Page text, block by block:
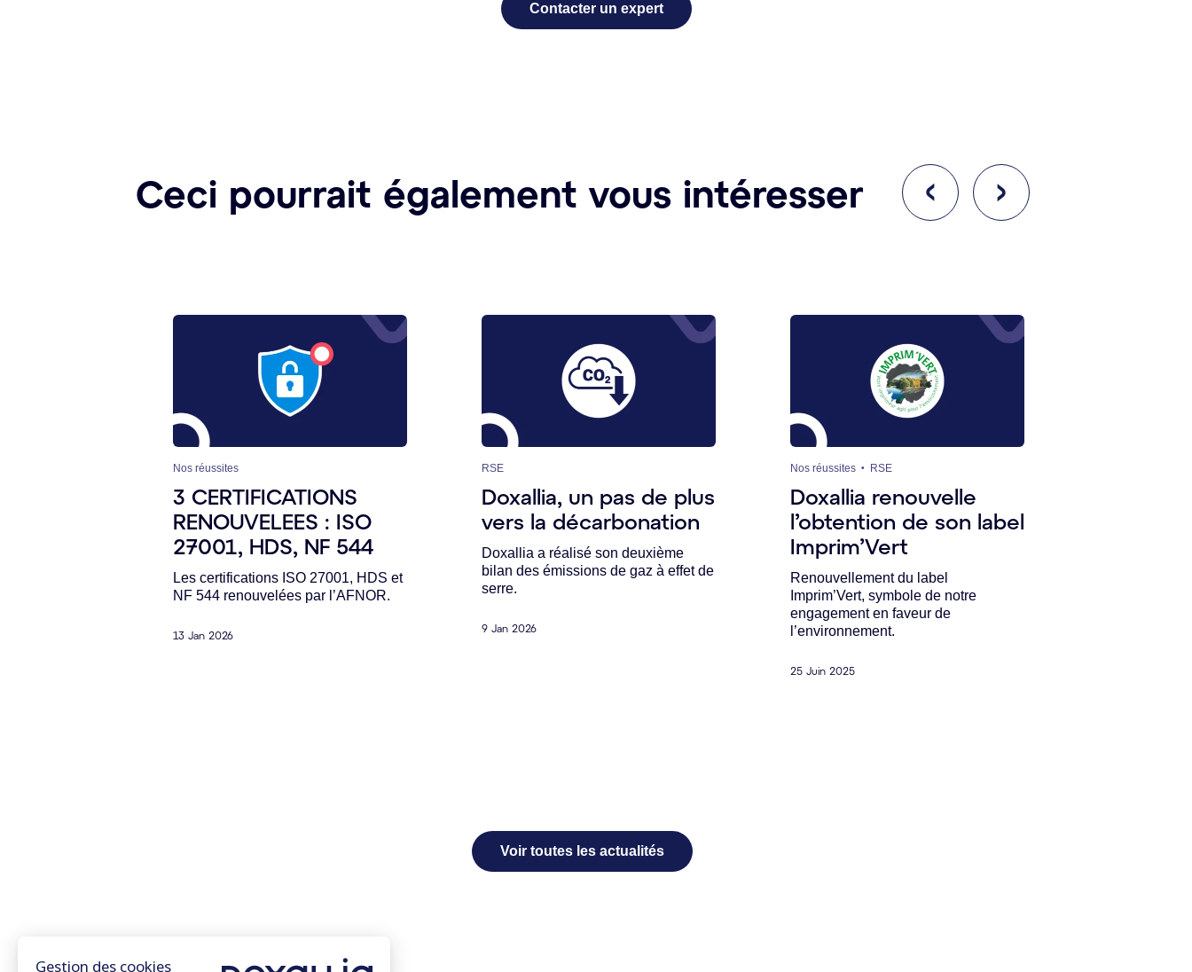
Contacter un expert
Ceci pourrait également vous intéresser
Nos réussites
3 CERTIFICATIONS
RENOUVELEES : ISO
27001, HDS, NF 544
Les certifications ISO 27001, HDS et
NF 544 renouvelées par l’AFNOR.
13 Jan 2026
RSE
Doxallia, un pas de plus
vers la décarbonation
Doxallia a réalisé son deuxième
bilan des émissions de gaz à effet de
serre.
9 Jan 2026
Nos réussites RSE
Doxallia renouvelle
l’obtention de son label
Imprim’Vert
Renouvellement du label
Imprim’Vert, symbole de notre
engagement en faveur de
l’environnement.
25 Juin 2025
Voir toutes les actualités